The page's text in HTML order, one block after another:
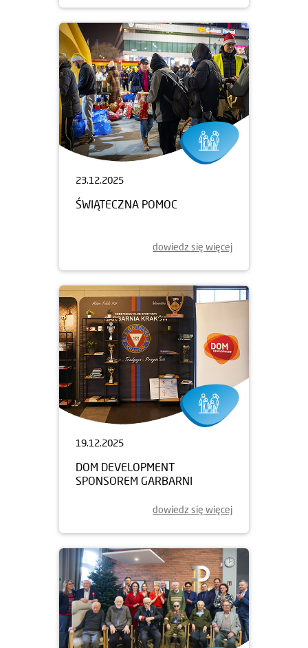
23.12.2025
ŚWIĄTECZNA POMOC
dowiedz się więcej
19.12.2025
DOM DEVELOPMENT
SPONSOREM GARBARNI
dowiedz się więcej